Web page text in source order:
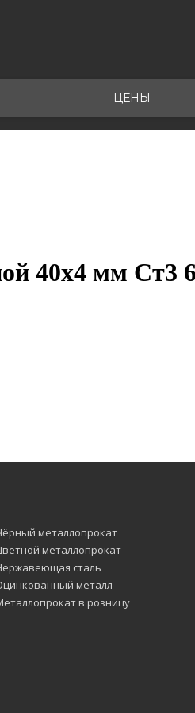
ЦЕНЫ
40х4 мм Ст3
металлопрокат
металлопрокат
сталь
металл
в розницу